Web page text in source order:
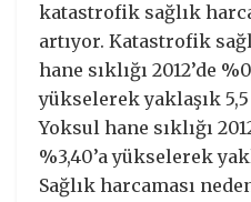
katastrofik sağlık
artıyor. Katastrofik
hane sıklığı 2012’de
yükselerek yaklaşık 5,5
Yoksul hane sıklığı
%3,40’a yükselerek
Sağlık harcaması